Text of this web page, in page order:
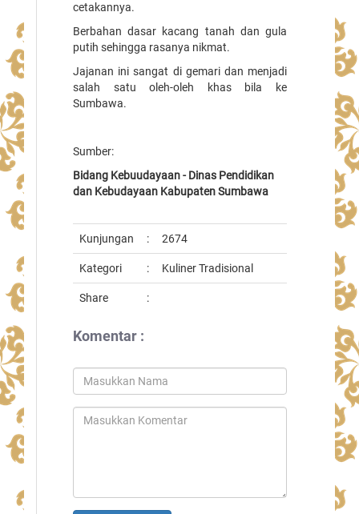
cetakannya.
Berbahan dasar kacang tanah dan gula
putih sehingga rasanya nikmat.
Jajanan ini sangat di gemari dan menjadi
salah satu oleh-oleh khas bila ke
Sumbawa.
Sumber:
Bidang Kebuudayaan - Dinas Pendidikan
dan Kebudayaan Kabupaten Sumbawa
Kunjungan : 2674
Kategori : Kuliner Tradisional
Share :
Komentar :